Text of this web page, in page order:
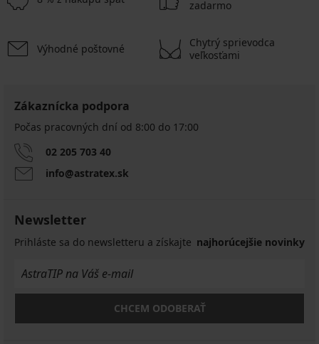
zadarmo
Výhodné poštovné
Chytrý sprievodca
veľkosťami
Zákaznícka podpora
Počas pracovných dní od 8:00 do 17:00
02 205 703 40
info@astratex.sk
Newsletter
Prihláste sa do newsletteru a získajte najhorúcejšie novinky
CHCEM ODOBERAŤ